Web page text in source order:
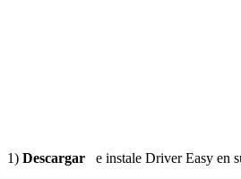
1) Descargar
e instale Driver Easy en